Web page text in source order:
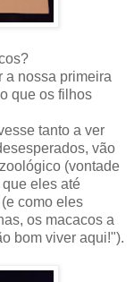
a nossa primeira
que os filhos
tanto a ver
vão
(vontade
eles até
como eles
os macacos a
bom viver aqui!").